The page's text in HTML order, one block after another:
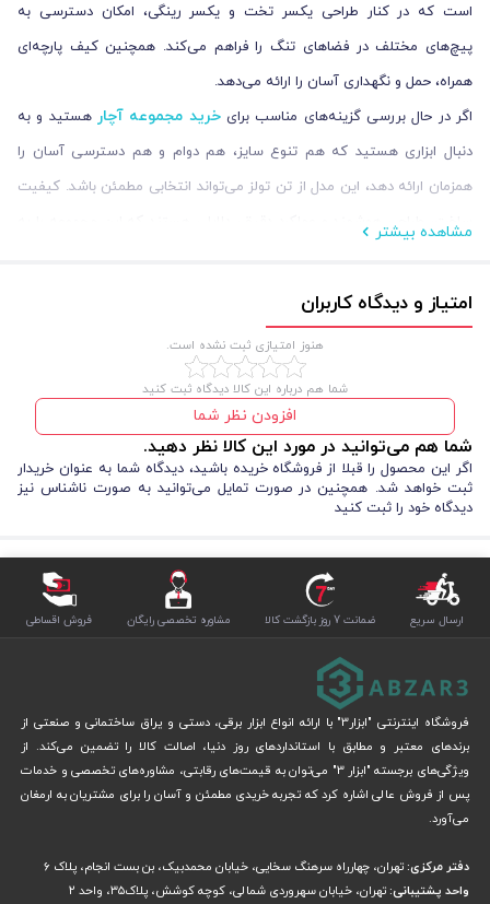
است که در کنار طراحی یکسر تخت و یکسر رینگی، امکان دسترسی به
پیچ‌های مختلف در فضاهای تنگ را فراهم می‌کند. همچنین کیف پارچه‌ای
همراه، حمل و نگهداری آسان را ارائه می‌دهد.
اگر در حال بررسی گزینه‌های مناسب برایخرید مجموعه آچار هستید و به
دنبال ابزاری هستید که هم تنوع سایز، هم دوام و هم دسترسی آسان را
همزمان ارائه دهد، این مدل از تن تولز می‌تواند انتخابی مطمئن باشد. کیفیت
ساخت، طراحی هوشمند و عملکرد دقیق، دلایلی هستند که این مجموعه را به
مشخصات فنی مجموعه آچار تن تولز 622
19، 22، 24، 27 و 32 میلیمتر است که امکان دسترسی به پیچ‌های مختلف را
فراهم می‌کند. این قابلیت باعث می‌شود کاربر بسته به نیاز پروژه، کنترل
دقیق‌تری روی عملیات داشته باشد. این ویژگی در کارهای مکانیکی یا مونتاژ
قطعات حساس، به‌ویژه در محیط‌های فنی یا کارگاهی، بسیار کاربردی است.
را تضمین کرده و بدون نیاز به ابزار خاص، می‌توانید آچار دلخواه را انتخاب
کنید. همچنین وجود کیف پارچه‌ای یکی دیگر از نقاط قوت این مجموعه است
طراحی یکسر تخت و یکسر رینگی این آچارها نه‌تنها دسترسی بهتر را فراهم
می‌کند بلکه وزن سبک مجموعه استفاده مداوم را بدون ایجاد خستگی برای
دست ممکن می‌سازد و طراحی ارگونومیک آن کاربری آسان‌تری را به همراه دارد.
این محصول همراه با کیف پارچه‌ای عرضه می‌شود که حمل‌ونقل و نگهداری آن
را برای مصرف‌کننده ساده‌تر و حرفه‌ای‌تر می‌سازد. چنین ترکیبی از امکانات، این
کاربرد مجموعه آچار تن تولز 622
مشاهده بیشتر
امتیاز و دیدگاه کاربران
هنوز امتیازی ثبت نشده است.
شما هم درباره این کالا دیدگاه ثبت کنید
افزودن نظر شما
شما هم می‌توانید در مورد این کالا نظر دهید.
اگر این محصول را قبلا از فروشگاه خریده باشید، دیدگاه شما به عنوان خریدار
ثبت خواهد شد. همچنین در صورت تمایل می‌توانید به صورت ناشناس نیز
دیدگاه خود را ثبت کنید
ارسال سریع ضمانت 7 روز بازگشت کالا مشاوره تخصصی رایگان فروش اقساطی
فروشگاه اینترنتی "ابزار3" با ارائه انواع ابزار برقی، دستی و یراق ساختمانی و صنعتی از
برندهای معتبر و مطابق با استانداردهای روز دنیا، اصالت کالا را تضمین می‌کند. از
ویژگی‌های برجسته "ابزار 3" می‌توان به قیمت‌های رقابتی، مشاوره‌های تخصصی و خدمات
پس از فروش عالی اشاره کرد که تجربه خریدی مطمئن و آسان را برای مشتریان به ارمغان
می‌آورد.
دفتر مرکزی:تهران، چهارراه سرهنگ سخایی، خیابان محمدبیک، بن بست انجام، پلاک 6
واحد پشتیبانی:تهران، خیابان سهروردی شمالی، کوچه کوشش، پلاک۳۵، واحد ۲